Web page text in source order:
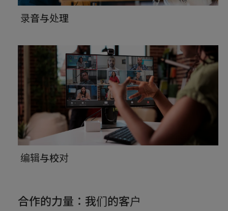
录音与处理
编辑与校对
合作的力量：我们的客户